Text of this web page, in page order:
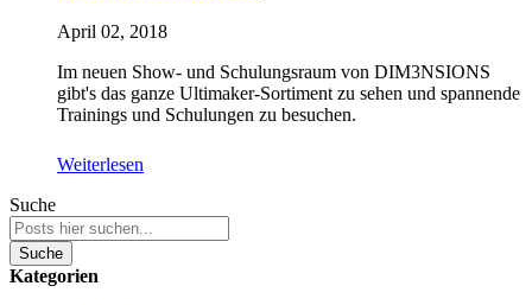
April 02, 2018
Im neuen Show- und Schulungsraum von DIM3NSIONS
gibt's das ganze Ultimaker-Sortiment zu sehen und spannende
Trainings und Schulungen zu besuchen.
Weiterlesen
Suche
Suche
Kategorien